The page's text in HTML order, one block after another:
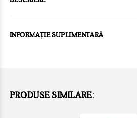
INFORMAȚIE SUPLIMENTARĂ
PRODUSE SIMILARE: